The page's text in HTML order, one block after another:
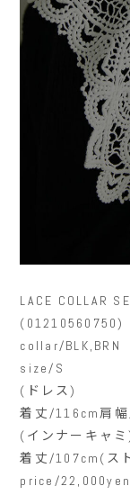
LACE COLLAR
(01210560750)
collar/BLK,BRN
size/S
(ドレス)
着丈/116cm肩
(インナーキャミ
着丈/107cm(ス
price/